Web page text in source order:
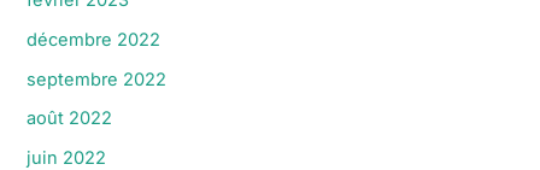
décembre 2022
septembre 2022
août 2022
juin 2022